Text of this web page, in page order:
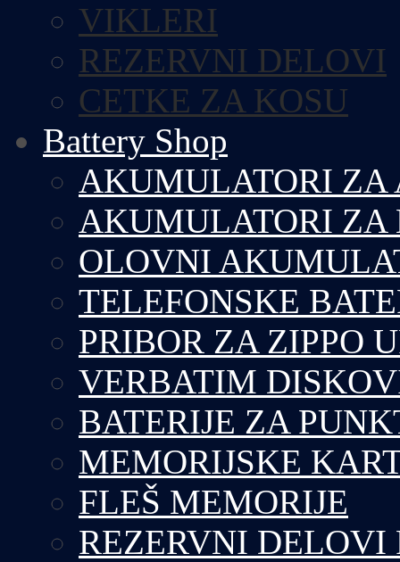
VIKLERI
REZERVNI DELOVI
CETKE ZA KOSU
Battery Shop
AKUMULATORI ZA
AKUMULATORI ZA
OLOVNI
TELEFONSKE
PRIBOR ZA ZIPPO
VERBATIM
BATERIJE ZA
MEMORIJSKE
FLEŠ MEMORIJE
REZERVNI DELOVI